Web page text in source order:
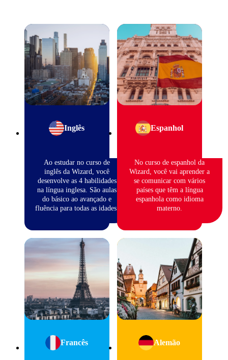
Inglês
Ao estudar no curso de
inglês da Wizard, você
desenvolve as 4 habilidades
na língua inglesa. São aulas
do básico ao avançado e
fluência para todas as idades.
Espanhol
No curso de espanhol da
Wizard, você vai aprender a
se comunicar com vários
países que têm a língua
espanhola como idioma
materno.
Francês Alemão